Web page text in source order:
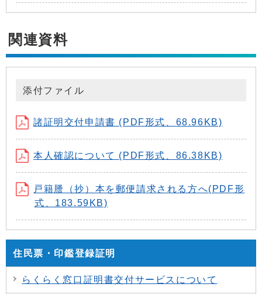
関連資料
添付ファイル
諸証明交付申請書 (PDF形式、68.96KB)
本人確認について (PDF形式、86.38KB)
戸籍謄（抄）本を郵便請求される方へ(PDF形
式、183.59KB)
住民票・印鑑登録証明
らくらく窓口証明書交付サービスについて